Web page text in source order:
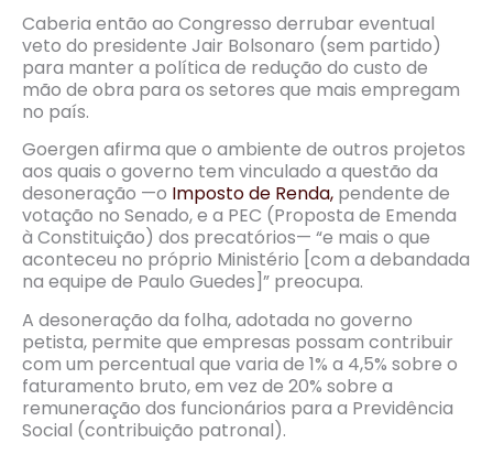
Caberia então ao Congresso derrubar eventual
veto do presidente Jair Bolsonaro (sem partido)
para manter a política de redução do custo de
mão de obra para os setores que mais empregam
no país.
Goergen afirma que o ambiente de outros projetos
aos quais o governo tem vinculado a questão da
desoneração —o Imposto de Renda, pendente de
votação no Senado, e a PEC (Proposta de Emenda
à Constituição) dos precatórios— “e mais o que
aconteceu no próprio Ministério [com a debandada
na equipe de Paulo Guedes]” preocupa.
A desoneração da folha, adotada no governo
petista, permite que empresas possam contribuir
com um percentual que varia de 1% a 4,5% sobre o
faturamento bruto, em vez de 20% sobre a
remuneração dos funcionários para a Previdência
Social (contribuição patronal).